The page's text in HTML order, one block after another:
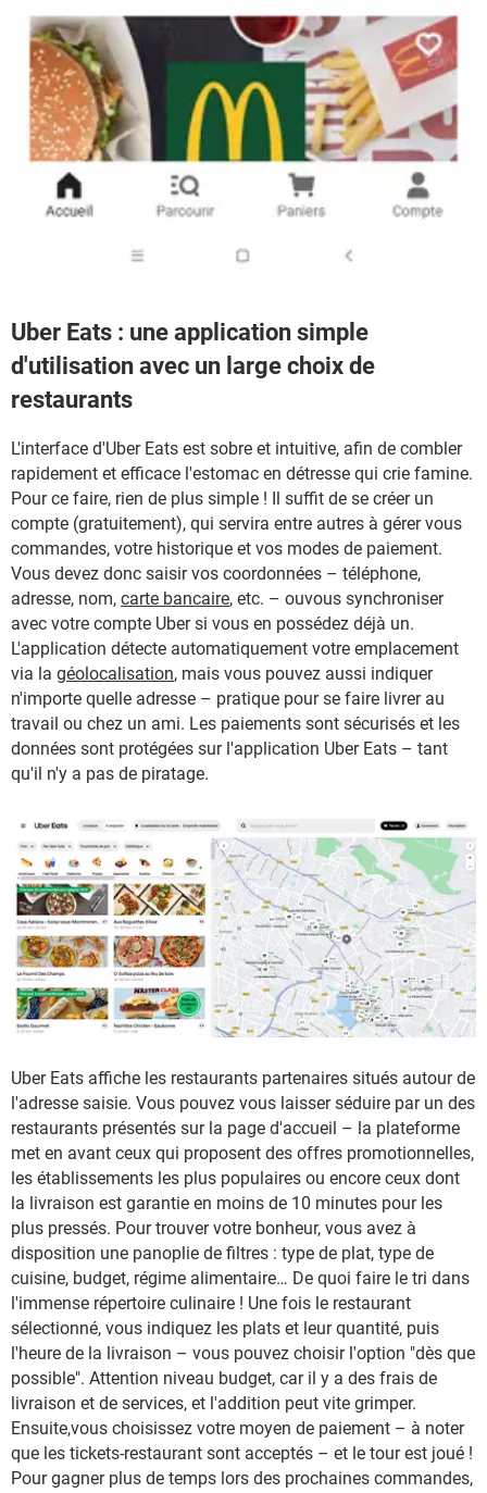
Uber Eats : une application simple
d'utilisation avec un large choix de
restaurants
L'interface d'Uber Eats est sobre et intuitive, afin de combler
rapidement et efficace l'estomac en détresse qui crie famine.
Pour ce faire, rien de plus simple ! Il suffit de se créer un
compte (gratuitement), qui servira entre autres à gérer vous
commandes, votre historique et vos modes de paiement.
Vous devez donc saisir vos coordonnées – téléphone,
adresse, nom, carte bancaire, etc. – ouvous synchroniser
avec votre compte Uber si vous en possédez déjà un.
L'application détecte automatiquement votre emplacement
via la géolocalisation, mais vous pouvez aussi indiquer
n'importe quelle adresse – pratique pour se faire livrer au
travail ou chez un ami. Les paiements sont sécurisés et les
données sont protégées sur l'application Uber Eats – tant
qu'il n'y a pas de piratage.
Uber Eats affiche les restaurants partenaires situés autour de
l'adresse saisie. Vous pouvez vous laisser séduire par un des
restaurants présentés sur la page d'accueil – la plateforme
met en avant ceux qui proposent des offres promotionnelles,
les établissements les plus populaires ou encore ceux dont
la livraison est garantie en moins de 10 minutes pour les
plus pressés. Pour trouver votre bonheur, vous avez à
disposition une panoplie de filtres : type de plat, type de
cuisine, budget, régime alimentaire… De quoi faire le tri dans
l'immense répertoire culinaire ! Une fois le restaurant
sélectionné, vous indiquez les plats et leur quantité, puis
l'heure de la livraison – vous pouvez choisir l'option "dès que
possible". Attention niveau budget, car il y a des frais de
livraison et de services, et l'addition peut vite grimper.
Ensuite,vous choisissez votre moyen de paiement – à noter
que les tickets-restaurant sont acceptés – et le tour est joué !
Pour gagner plus de temps lors des prochaines commandes,